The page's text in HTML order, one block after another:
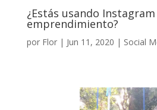
¿Estás usando
emprendimiento?
por Flor| Jun 11, 2020 | Social